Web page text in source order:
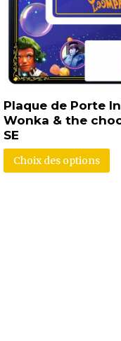
Plaque de Porte
Wonka & the
SE
Choix des options